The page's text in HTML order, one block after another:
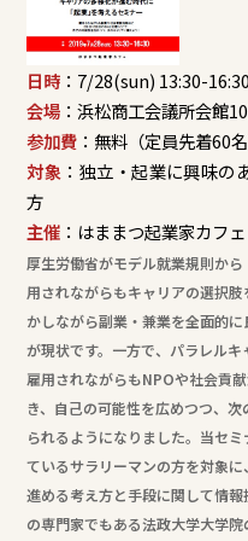
日時 ：7/28(sun) 13:30-16:30
会場 ：浜松商工会議所会館
参加費 ：無料（定員先着60名
対象 ：独立・起業に興味の
方
主催 ：はままつ起業家カフェ
厚生労働省がモデル就業規則か
用されながらもキャリアの選択
かしながら副業・兼業を全面的
が現状です。一方で、パラレルキ
雇用されながらもNPOや社会貢
き、自己の可能性を広めつつ、
られるようになりました。当セ
ているサラリーマンの方を対象
進める考え方と手段に関して情報
の専門家でもある法政大学大学